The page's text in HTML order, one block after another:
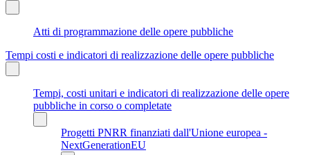
Atti di programmazione delle opere pubbliche
Tempi costi e indicatori di realizzazione delle opere pubbliche
Tempi, costi unitari e indicatori di realizzazione delle opere
pubbliche in corso o completate
Progetti PNRR finanziati dall'Unione europea -
NextGenerationEU